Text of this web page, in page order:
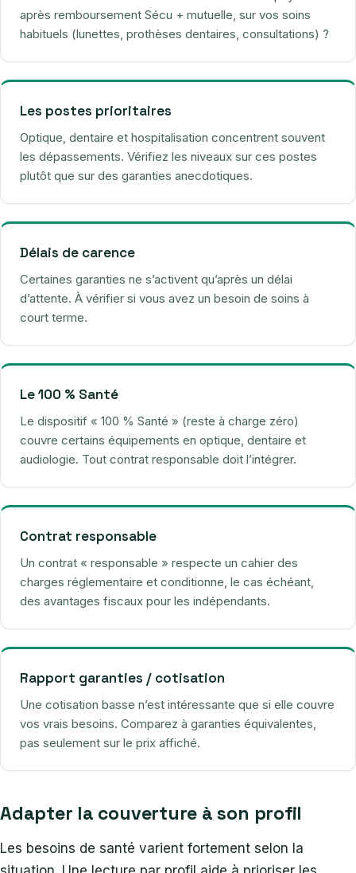
après remboursement Sécu + mutuelle, sur vos soins
habituels (lunettes, prothèses dentaires, consultations) ?
Les postes prioritaires
Optique, dentaire et hospitalisation concentrent souvent
les dépassements. Vérifiez les niveaux sur ces postes
plutôt que sur des garanties anecdotiques.
Délais de carence
Certaines garanties ne s’activent qu’après un délai
d’attente. À vérifier si vous avez un besoin de soins à
court terme.
Le 100 % Santé
Le dispositif « 100 % Santé » (reste à charge zéro)
couvre certains équipements en optique, dentaire et
audiologie. Tout contrat responsable doit l’intégrer.
Contrat responsable
Un contrat « responsable » respecte un cahier des
charges réglementaire et conditionne, le cas échéant,
des avantages fiscaux pour les indépendants.
Rapport garanties / cotisation
Une cotisation basse n’est intéressante que si elle couvre
vos vrais besoins. Comparez à garanties équivalentes,
pas seulement sur le prix affiché.
Adapter la couverture à son profil
Les besoins de santé varient fortement selon la